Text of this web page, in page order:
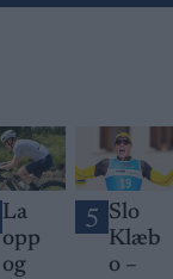
La
opp
og
5 Slo
Klæb
o –